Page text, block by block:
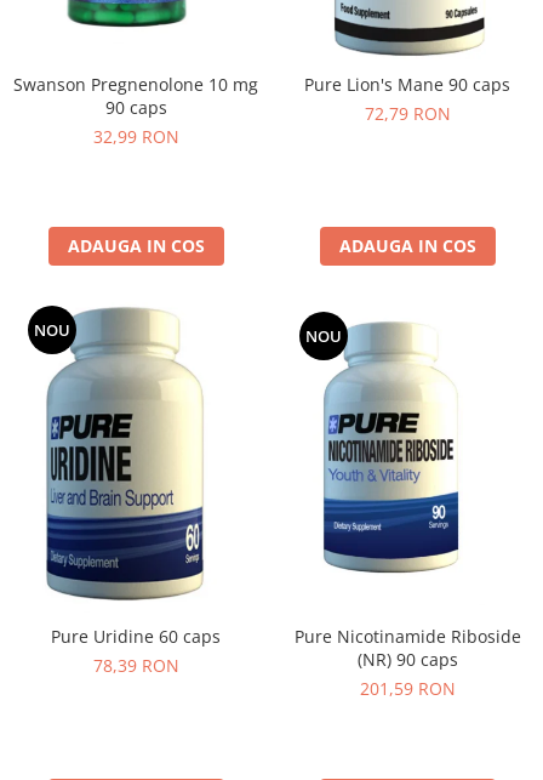
Swanson Pregnenolone 10 mg
90 caps
32,99 RON
ADAUGA IN COS
Pure Lion's Mane 90 caps
72,79 RON
ADAUGA IN COS
NOU
Pure Uridine 60 caps
78,39 RON
NOU
Pure Nicotinamide Riboside
(NR) 90 caps
201,59 RON